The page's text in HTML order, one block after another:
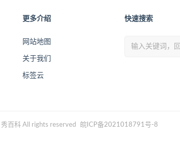
更多介绍
网站地图
关于我们
标签云
快速搜索
秀百科 All rights reserved 皖ICP备2021018791号-8